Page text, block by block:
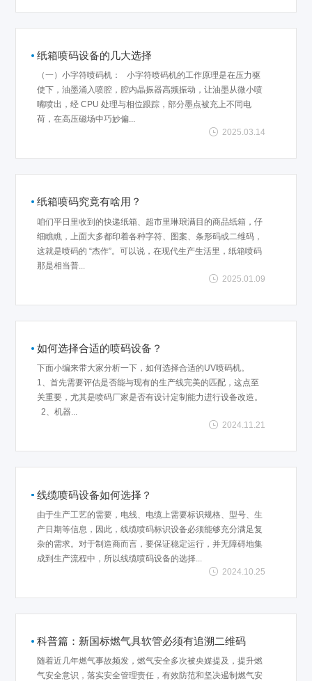
纸箱喷码设备的几大选择
（一）小字符喷码机： 小字符喷码机的工作原理是在压力驱
使下，油墨涌入喷腔，腔内晶振器高频振动，让油墨从微小喷
嘴喷出，经 CPU 处理与相位跟踪，部分墨点被充上不同电
荷，在高压磁场中巧妙偏...
2025.03.14
纸箱喷码究竟有啥用？
咱们平日里收到的快递纸箱、超市里琳琅满目的商品纸箱，仔
细瞧瞧，上面大多都印着各种字符、图案、条形码或二维码，
这就是喷码的 “杰作”。可以说，在现代生产生活里，纸箱喷码
那是相当普...
2025.01.09
如何选择合适的喷码设备？
下面小编来带大家分析一下，如何选择合适的UV喷码机。
1、首先需要评估是否能与现有的生产线完美的匹配，这点至
关重要，尤其是喷码厂家是否有设计定制能力进行设备改造。
2、机器...
2024.11.21
线缆喷码设备如何选择？
由于生产工艺的需要，电线、电缆上需要标识规格、型号、生
产日期等信息，因此，线缆喷码标识设备必须能够充分满足复
杂的需求。对于制造商而言，要保证稳定运行，并无障碍地集
成到生产流程中，所以线缆喷码设备的选择...
2024.10.25
科普篇：新国标燃气具软管必须有追溯二维码
随着近几年燃气事故频发，燃气安全多次被央媒提及，提升燃
气安全意识，落实安全管理责任，有效防范和坚决遏制燃气安